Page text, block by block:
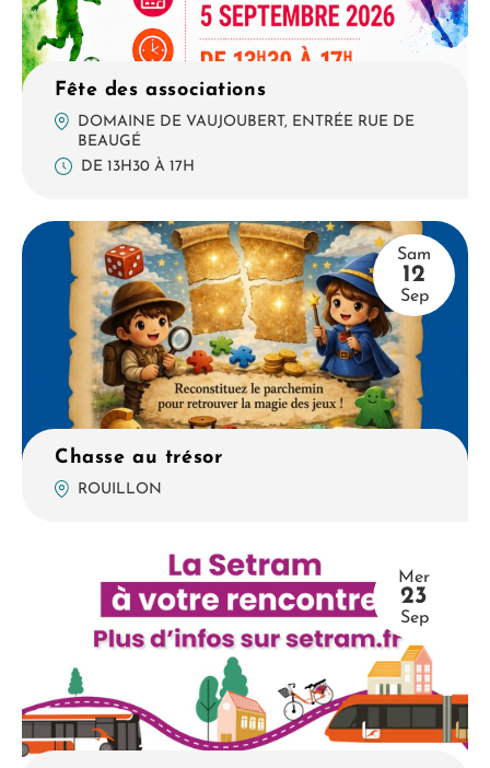
Fête des associations
DOMAINE DE VAUJOUBERT, ENTRÉE RUE DE
BEAUGÉ
DE 13H30 À 17H
Sam
12
Sep
Chasse au trésor
ROUILLON
Mer
23
Sep